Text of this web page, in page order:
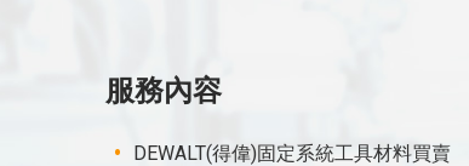
服務內容
DEWALT(得偉)固定系統工具材料買賣